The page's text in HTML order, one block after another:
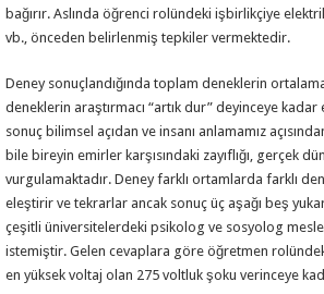
bağırır. Aslında öğrenci rolündeki işbirlikçiye
vb., önceden belirlenmiş tepkiler vermektedir.
Deney sonuçlandığında toplam deneklerin ortalama
deneklerin araştırmacı “artık dur” deyinceye
sonuç bilimsel açıdan ve insanı anlamamız
bile bireyin emirler karşısındaki zayıflığı, gerçek
vurgulamaktadır. Deney farklı ortamlarda farklı
eleştirir ve tekrarlar ancak sonuç üç aşağı beş
çeşitli üniversitelerdeki psikolog ve sosyolog
istemiştir. Gelen cevaplara göre öğretmen
en yüksek voltaj olan 275 voltluk şoku verinceye